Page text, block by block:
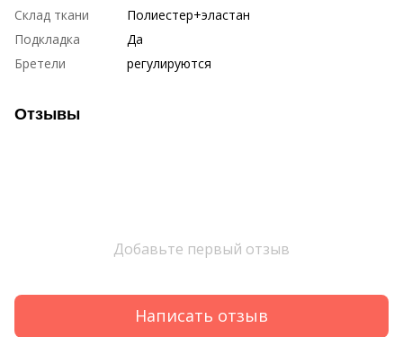
Склад ткани
Полиестер+эластан
Подкладка
Да
Бретели
регулируются
Отзывы
Добавьте первый отзыв
Написать отзыв